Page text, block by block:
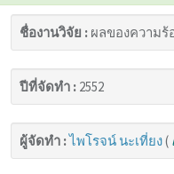
ชื่องานวิจัย : ผลของความ
ปีที่จัดทำ : 2552
ผู้จัดทำ :ไพโรจน์ นะเที่ยง(